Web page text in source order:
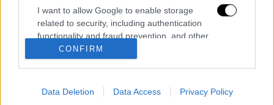
I want to allow Google to enable storage
related to security, including authentication
functionality and fraud prevention, and other
user protection.
CONFIRM
Data Deletion Data Access Privacy Policy
Αμερική» και επιστρέφει στο Ηνωμένο
Βασίλειο - «Έχω βαρεθεί να
σκοτώνονται άνθρωποι»
Διαβάστε ακόμη
Τα «γεράκια» της Ψάθας: Έσωσαν από τη
μεγάλη φωτιά τη γειτονιά που κάποτε τους